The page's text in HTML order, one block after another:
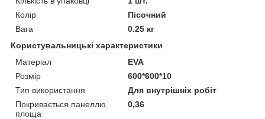
Колір
Пісочний
Вага
0.25 кг
Користувальницькі характеристики
Матеріал
EVA
Розмір
600*600*10
Тип використання
Для внутрішніх робіт
Покривається панеллю
площа
0,36